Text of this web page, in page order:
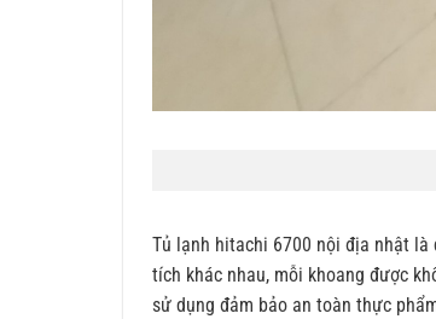
Tủ lạnh hitachi 6700 nội địa nhật là
tích khác nhau, mỗi khoang được
sử dụng đảm bảo an toàn thực